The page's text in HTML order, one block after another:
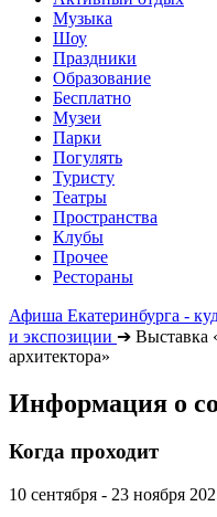
Музыка
Шоу
Праздники
Образование
Бесплатно
Музеи
Парки
Погулять
Туристу
Театры
Пространства
Клубы
Прочее
Рестораны
Афиша Екатеринбурга -
и экспозиции ➔ Выставка
архитектора»
Информация о
Когда проходит
10 сентября - 23 ноября